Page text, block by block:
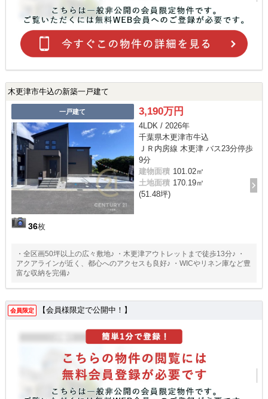
木更津市牛込の新築一戸建て
一戸建て
36枚
3,190万円
4LDK / 2026年
千葉県木更津市牛込
ＪＲ内房線 木更津 バス23分停歩
9分
建物面積 101.02㎡
土地面積 170.19㎡
(51.48坪)
・全区画50坪以上の広々敷地♪ ・木更津アウトレットまで徒歩13分♪ ・
アクアラインが近く、都心へのアクセスも良好♪ ・WICやリネン庫など豊
富な収納を完備♪
会員限定 【会員様限定で公開中！】